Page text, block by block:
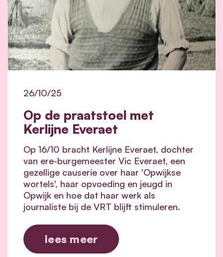
Op de praatstoel met
Kerlijne Everaet
26/10/25
Op 16/10 bracht Kerlijne Everaet, dochter
van ere-burgemeester Vic Everaet, een
gezellige causerie over haar 'Opwijkse
wortels', haar opvoeding en jeugd in
Opwijk en hoe dat haar werk als
journaliste bij de VRT blijft stimuleren.
lees meer